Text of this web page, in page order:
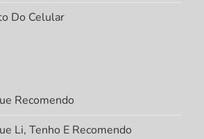
Do Celular
Recomendo
Li, Tenho E Recomendo